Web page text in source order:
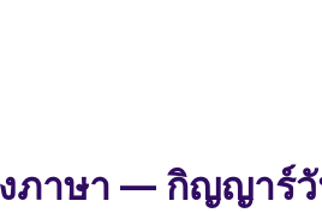
งภาษา — กิญญาร์